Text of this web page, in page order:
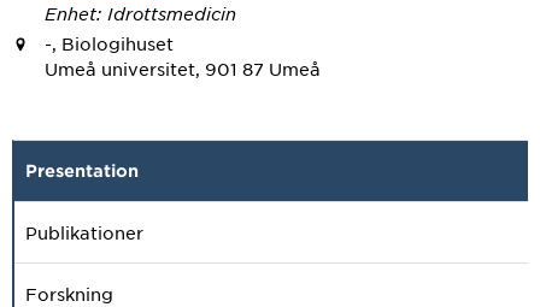
Enhet: Idrottsmedicin
-, Biologihuset
Umeå universitet, 901 87 Umeå
Presentation
Publikationer
Forskning